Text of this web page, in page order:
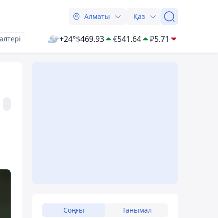
Алматы Қаз
+24°$469.93 €541.64 ₽5.71
Соңғы Танымал